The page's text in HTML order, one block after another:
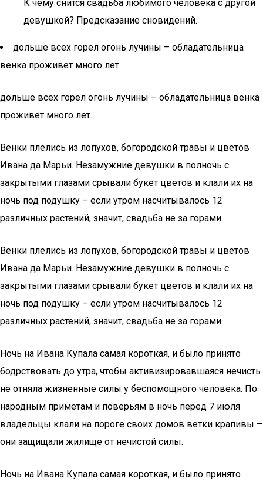
К чему снится свадьба любимого человека с другой
девушкой? Предсказание сновидений.
дольше всех горел огонь лучины – обладательница
венка проживет много лет.
дольше всех горел огонь лучины – обладательница венка
проживет много лет.
Венки плелись из лопухов, богородской травы и цветов
Ивана да Марьи. Незамужние девушки в полночь с
закрытыми глазами срывали букет цветов и клали их на
ночь под подушку – если утром насчитывалось 12
различных растений, значит, свадьба не за горами.
Венки плелись из лопухов, богородской травы и цветов
Ивана да Марьи. Незамужние девушки в полночь с
закрытыми глазами срывали букет цветов и клали их на
ночь под подушку – если утром насчитывалось 12
различных растений, значит, свадьба не за горами.
Ночь на Ивана Купала самая короткая, и было принято
бодрствовать до утра, чтобы активизировавшаяся нечисть
не отняла жизненные силы у беспомощного человека. По
народным приметам и поверьям в ночь перед 7 июля
владельцы клали на пороге своих домов ветки крапивы –
они защищали жилище от нечистой силы.
Ночь на Ивана Купала самая короткая, и было принято